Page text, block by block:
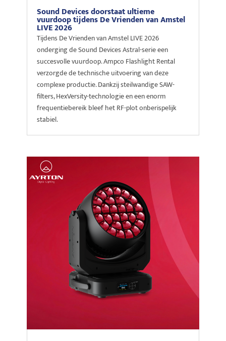
Sound Devices doorstaat ultieme
vuurdoop tijdens De Vrienden van Amstel
LIVE 2026
Tijdens De Vrienden van Amstel LIVE 2026
onderging de Sound Devices Astral-serie een
succesvolle vuurdoop. Ampco Flashlight Rental
verzorgde de technische uitvoering van deze
complexe productie. Dankzij steilwandige SAW-
filters, HexVersity-technologie en een enorm
frequentiebereik bleef het RF-plot onberispelijk
stabiel.